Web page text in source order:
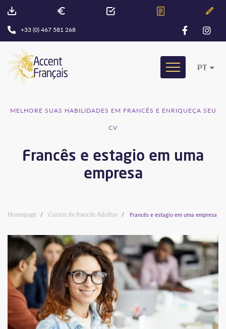
+33 (0) 467 581 268
PT
MELHORE SUAS HABILIDADES EM FRANCÊS E ENRIQUEÇA SEU
CV
Francês e estagio em uma
empresa
Homepage Cursos de francês Adultos Francês e estagio em uma empresa